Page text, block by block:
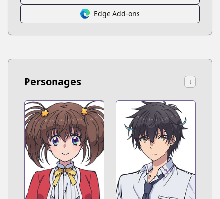
Edge Add-ons
Personages ↓